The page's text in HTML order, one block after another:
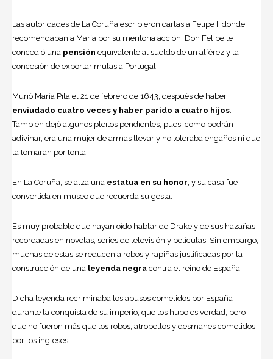
Las autoridades de La Coruña escribieron cartas a Felipe II donde
recomendaban a María por su meritoria acción. Don Felipe le
concedió una pensión equivalente al sueldo de un alférez y la
concesión de exportar mulas a Portugal.
Murió María Pita el 21 de febrero de 1643, después de haber
enviudado cuatro veces y haber parido a cuatro hijos.
También dejó algunos pleitos pendientes, pues, como podrán
adivinar, era una mujer de armas llevar y no toleraba engaños ni que
la tomaran por tonta.
En La Coruña, se alza una estatua en su honor, y su casa fue
convertida en museo que recuerda su gesta.
Es muy probable que hayan oído hablar de Drake y de sus hazañas
recordadas en novelas, series de televisión y películas. Sin embargo,
muchas de estas se reducen a robos y rapiñas justificadas por la
construcción de una leyenda negra contra el reino de España.
Dicha leyenda recriminaba los abusos cometidos por España
durante la conquista de su imperio, que los hubo es verdad, pero
que no fueron más que los robos, atropellos y desmanes cometidos
por los ingleses.